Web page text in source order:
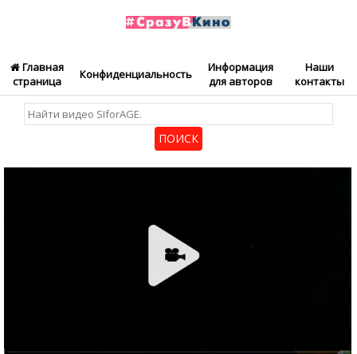
Главная
страница
Конфиденциальность
Информация
для авторов
Наши
контакты